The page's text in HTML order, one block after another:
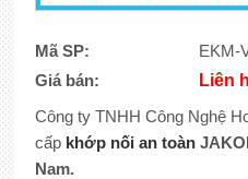
Mã SP:
EKM-
Giá bán:
Liên
Công ty TNHH Công Nghệ
cấp khớp nối an toàn
Nam.